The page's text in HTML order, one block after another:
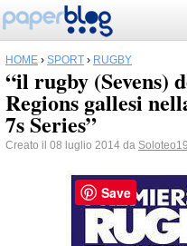
HOME › SPORT › RUGBY
“il rugby (Sevens)
Regions gallesi
7s Series”
Creato il 08 luglio 2014 da
Save